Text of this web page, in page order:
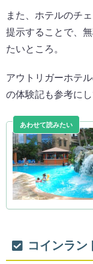
また、ホテルのチ
提示することで、
たいところ。
アウトリガーホテ
の体験記も参考にし
コインラン